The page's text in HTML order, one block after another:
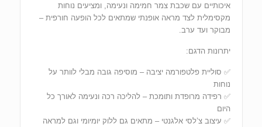
איכותיים עם שכבת צמר חמימה ונעימה, ומציעים נוחות
מקסימלית לצד מראה אופנתי שמתאים לכל הופעה חורפית –
מבוקר ועד ערב.
יתרונות הדגם:
✅ סוליית פלטפורמה יציבה – מוסיפה גובה מבלי לוותר על
נוחות
✅ רפידה מרופדת ותומכת – להליכה רכה ונעימה לאורך כל
היום
✅ עיצוב צ’לסי אלגנטי – מתאים גם ללוק יומיומי וגם למראה